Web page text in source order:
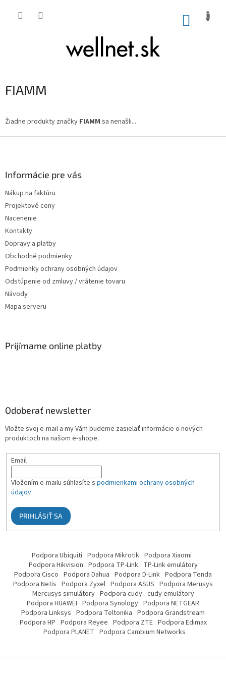
FIAMM
Žiadne produkty značky FIAMM sa nenašli...
Informácie pre vás
Nákup na faktúru
Projektové ceny
Nacenenie
Kontakty
Dopravy a platby
Obchodné podmienky
Podmienky ochrany osobných údajov
Odstúpenie od zmluvy / vrátenie tovaru
Návody
Mapa serveru
Prijímame online platby
Odoberať newsletter
Vložte svoj e-mail a my Vám budeme zasielať informácie o nových
produktoch na našom e-shope.
Email
Vložením e-mailu súhlasíte s podmienkami ochrany osobných
údajov
PRIHLÁSIŤ SA
Podpora Ubiquiti Podpora Mikrotik Podpora Xiaomi
Podpora Hikvision Podpora TP-Link TP-Link emulátory
Podpora Cisco Podpora Dahua Podpora D-Link Podpora Tenda
Podpora Netis Podpora Zyxel Podpora ASUS Podpora Merusys
Mercusys simulátory Podpora cudy cudy emulátory
Podpora HUAWEI Podpora Synology Podpora NETGEAR
Podpora Linksys Podpora Teltonika Podpora Grandstream
Podpora HP Podpora Reyee Podpora ZTE Podpora Edimax
Podpora PLANET Podpora Cambium Networks